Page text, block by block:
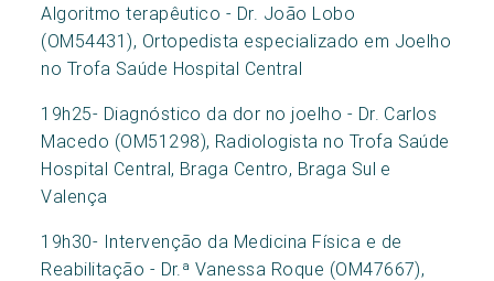
Algoritmo terapêutico - Dr. João Lobo
(OM54431), Ortopedista especializado em Joelho
no Trofa Saúde Hospital Central
19h25- Diagnóstico da dor no joelho - Dr. Carlos
Macedo (OM51298), Radiologista no Trofa Saúde
Hospital Central, Braga Centro, Braga Sul e
Valença
19h30- Intervenção da Medicina Física e de
Reabilitação - Dr.ª Vanessa Roque (OM47667),